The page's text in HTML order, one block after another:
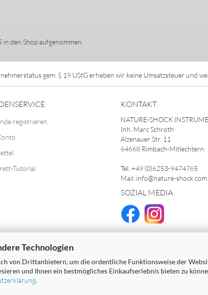
Technologien
von Drittanbietern, um die ordentliche Funktionsweise der
und Ihnen ein bestmögliches Einkaufserlebnis bieten zu
.
den Shop aufgenommen.
gem. § 19 UStG erheben wir keine Umsatzsteuer und
registrieren
Tutorial
KONTAKT
NATURE-SHOCK
Inh. Marc Schroth
Alzenauer Str. 11
64668 Rimbach-Mitlechtern
Tel: +49 (0)6253-9474765
Mail: info@nature-shock.com
SOZIAL MEDIA